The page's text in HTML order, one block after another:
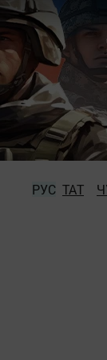
РУС ТАТ